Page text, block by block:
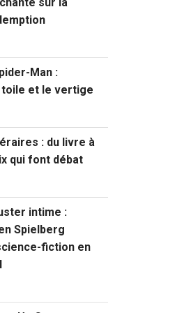
Man :
toile et le vertige
: du livre à
qui font débat
intime :
Spielberg
fiction en